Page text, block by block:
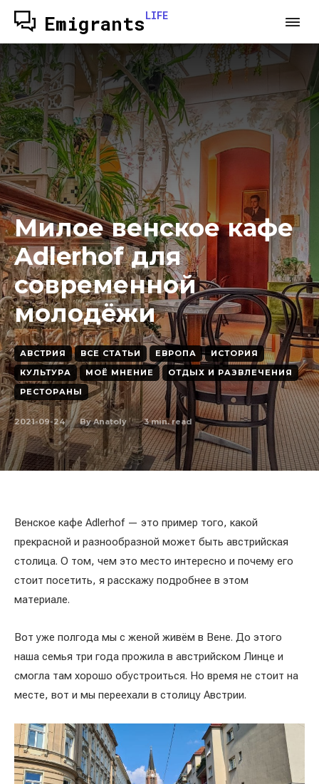
EmigrantsLIFE
Милое венское кафе
Adlerhof для
современной
молодёжи
АВСТРИЯ ВСЕ СТАТЬИ ЕВРОПА
ИСТОРИЯ
КУЛЬТУРА
МОЁ МНЕНИЕ
ОТДЫХ И РАЗВЛЕЧЕНИЯ
РЕСТОРАНЫ
2021-09-24 By Anatoly 3min. read
Венское кафе Adlerhof — это пример того, какой
прекрасной и разнообразной может быть австрийская
столица. О том, чем это место интересно и почему его
стоит посетить, я расскажу подробнее в этом
материале.
Вот уже полгода мы с женой живём в Вене. До этого
наша семья три года прожила в австрийском Линце и
смогла там хорошо обустроиться. Но время не стоит на
месте, вот и мы переехали в столицу Австрии.